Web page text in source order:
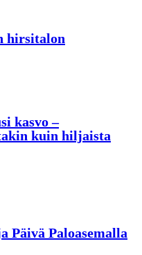
hirsitalon
kasvo –
kuin hiljaista
Päivä Paloasemalla